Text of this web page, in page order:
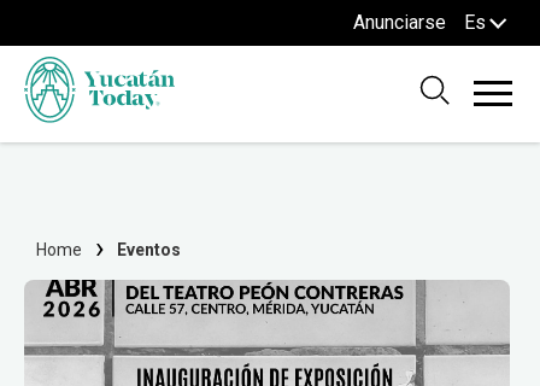
Anunciarse Es
Home Eventos